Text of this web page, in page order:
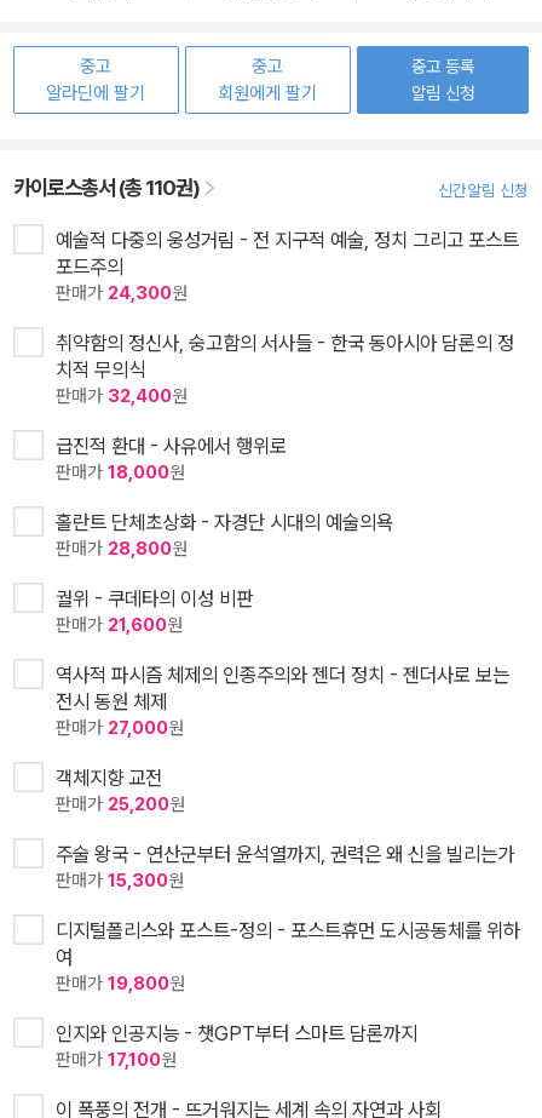
중고
알라딘에 팔기
중고
회원에게 팔기
중고 등록
알림 신청
카이로스총서 (총 110권) 신간알림 신청
예술적 다중의 웅성거림 - 전 지구적 예술, 정치 그리고 포스트
포드주의
판매가 24,300원
취약함의 정신사, 숭고함의 서사들 - 한국 동아시아 담론의 정
치적 무의식
판매가 32,400원
급진적 환대 - 사유에서 행위로
판매가 18,000원
홀란트 단체초상화 - 자경단 시대의 예술의욕
판매가 28,800원
궐위 - 쿠데타의 이성 비판
판매가 21,600원
역사적 파시즘 체제의 인종주의와 젠더 정치 - 젠더사로 보는
전시 동원 체제
판매가 27,000원
객체지향 교전
판매가 25,200원
주술 왕국 - 연산군부터 윤석열까지, 권력은 왜 신을 빌리는가
판매가 15,300원
디지털폴리스와 포스트-정의 - 포스트휴먼 도시공동체를 위하
여
판매가 19,800원
인지와 인공지능 - 챗GPT부터 스마트 담론까지
판매가 17,100원
이 폭풍의 전개 - 뜨거워지는 세계 속의 자연과 사회